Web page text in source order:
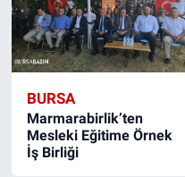
BURSA
Marmarabirlik’ten
Mesleki Eğitime Örnek
İş Birliği